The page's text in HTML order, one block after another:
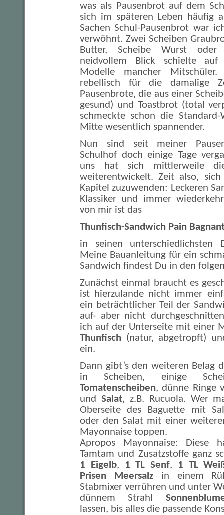
was als Pausenbrot auf dem
sich im späteren Leben häufig
Sachen Schul-Pausenbrot war
verwöhnt. Zwei Scheiben
Butter, Scheibe Wurst
neidvollem Blick schielte auf
Modelle mancher
rebellisch für die damalige
Pausenbrote, die aus einer
gesund) und Toastbrot (total
schmeckte schon die
Mitte wesentlich spannender.
Nun sind seit meiner
Schulhof doch einige Tage
uns hat sich mittlerweile
weiterentwickelt. Zeit also,
Kapitel zuzuwenden: Leckeren
Klassiker und immer
von mir ist das
Thunfisch-Sandwich Pain
in seinen unterschiedlichsten
Meine Bauanleitung für ein
Sandwich findest Du in den
Zunächst einmal braucht es
ist hierzulande nicht immer
ein beträchtlicher Teil der
auf- aber nicht
ich auf der Unterseite mit einer
Thunfisch (natur, abgetropft)
ein.
Dann gibt’s den weiteren Belag
in Scheiben, einige
Tomatenscheiben, dünne Ringe
und Salat, z.B. Rucuola. Wer
Oberseite des Baguette mit
oder den Salat mit einer
Mayonnaise toppen.
Apropos Mayonnaise: Diese
Tamtam und Zusatzstoffe ganz
1 Eigelb, 1 TL Senf, 1 TL
Prisen Meersalzin einem
Stabmixer verrühren und unter
dünnem Strahl
lassen, bis alles die passende